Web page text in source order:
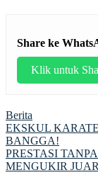
Share ke
Klik untuk
Berita
Post
navigation
EKSKUL
BANGGA!
PRESTASI
MENGUKIR